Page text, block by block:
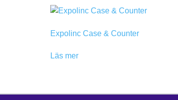
Expolinc Case & Counter
Läs mer